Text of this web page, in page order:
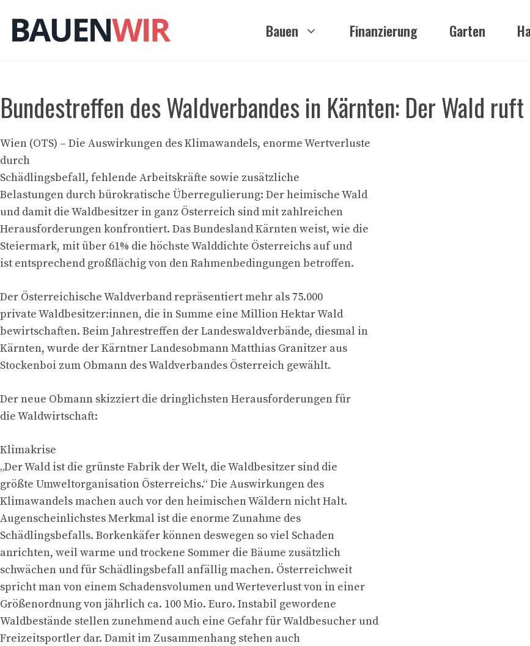
Inhalt
springen
Bauen Finanzierung Garten
Bundestreffen des Waldverbandes in Kärnten: Der Wald ruft
Wien (OTS) – Die Auswirkungen des Klimawandels, enorme Wertverluste
durch
Schädlingsbefall, fehlende Arbeitskräfte sowie zusätzliche
Belastungen durch bürokratische Überregulierung: Der heimische Wald
und damit die Waldbesitzer in ganz Österreich sind mit zahlreichen
Herausforderungen konfrontiert. Das Bundesland Kärnten weist, wie die
Steiermark, mit über 61% die höchste Walddichte Österreichs auf und
ist entsprechend großflächig von den Rahmenbedingungen betroffen.
Der Österreichische Waldverband repräsentiert mehr als 75.000
private Waldbesitzer:innen, die in Summe eine Million Hektar Wald
bewirtschaften. Beim Jahrestreffen der Landeswaldverbände, diesmal in
Kärnten, wurde der Kärntner Landesobmann Matthias Granitzer aus
Stockenboi zum Obmann des Waldverbandes Österreich gewählt.
Der neue Obmann skizziert die dringlichsten Herausforderungen für
die Waldwirtschaft:
Klimakrise
„Der Wald ist die grünste Fabrik der Welt, die Waldbesitzer sind die
größte Umweltorganisation Österreichs.“ Die Auswirkungen des
Klimawandels machen auch vor den heimischen Wäldern nicht Halt.
Augenscheinlichstes Merkmal ist die enorme Zunahme des
Schädlingsbefalls. Borkenkäfer können deswegen so viel Schaden
anrichten, weil warme und trockene Sommer die Bäume zusätzlich
schwächen und für Schädlingsbefall anfällig machen. Österreichweit
spricht man von einem Schadensvolumen und Werteverlust von in einer
Größenordnung von jährlich ca. 100 Mio. Euro. Instabil gewordene
Waldbestände stellen zunehmend auch eine Gefahr für Waldbesucher und
Freizeitsportler dar. Damit im Zusammenhang stehen auch